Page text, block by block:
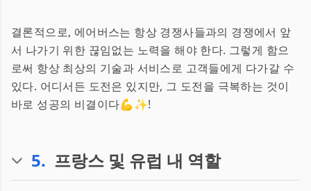
결론적으로, 에어버스는 항상 경쟁사들과의 경쟁에서 앞
서 나가기 위한 끊임없는 노력을 해야 한다. 그렇게 함으
로써 항상 최상의 기술과 서비스로 고객들에게 다가갈 수
있다. 어디서든 도전은 있지만, 그 도전을 극복하는 것이
바로 성공의 비결이다💪✨!
5. 프랑스 및 유럽 내 역할